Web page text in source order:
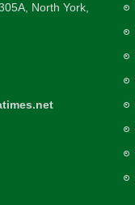
North York,